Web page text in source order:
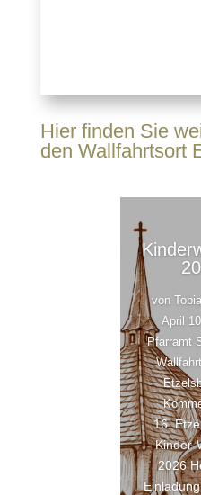
Hier finden Sie
den Wallfahrtsort
von
April
Pfarramt
16.
Kinder-
2026